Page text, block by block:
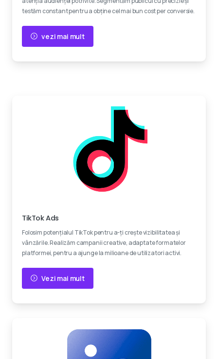
testăm constant pentru a obține cel mai bun cost per conversie.
vezi mai mult
TikTok Ads
Folosim potențialul TikTok pentru a-ți crește vizibilitatea și
vânzările. Realizăm campanii creative, adaptate formatelor
platformei, pentru a ajunge la milioane de utilizatori activi.
Vezi mai mult